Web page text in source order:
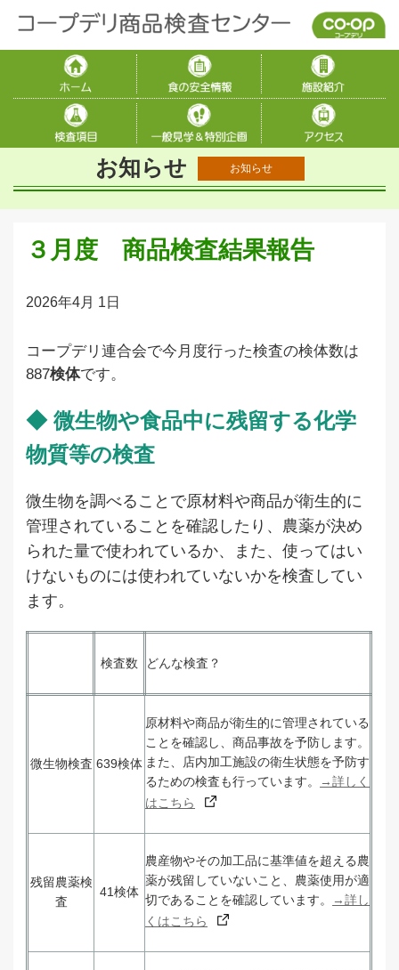
お知らせ お知らせ
３月度 商品検査結果報告
2026年4月 1日
コープデリ連合会で今月度行った検査の検体数は
887検体です。
◆ 微生物や食品中に残留する化学
物質等の検査
微生物を調べることで原材料や商品が衛生的に
管理されていることを確認したり、農薬が決め
られた量で使われているか、また、使ってはい
けないものには使われていないかを検査してい
ます。
検査数 どんな検査？
微生物検査 639検体
原材料や商品が衛生的に管理されている
ことを確認し、商品事故を予防します。
また、店内加工施設の衛生状態を予防す
るための検査も行っています。
→詳しく
はこちら
残留農薬検
査
41検体
農産物やその加工品に基準値を超える農
薬が残留していないこと、農薬使用が適
切であることを確認しています。
→詳し
くはこちら